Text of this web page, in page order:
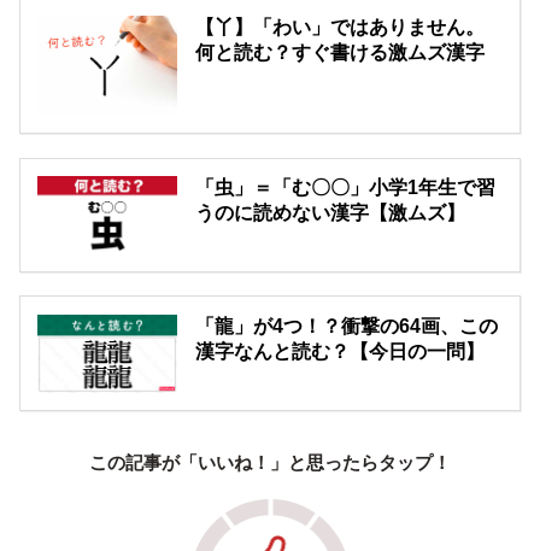
【丫】「わい」ではありません。
何と読む？すぐ書ける激ムズ漢字
「虫」＝「む〇〇」小学1年生で習
うのに読めない漢字【激ムズ】
「龍」が4つ！？衝撃の64画、この
漢字なんと読む？【今日の一問】
この記事が「いいね！」と思ったらタップ！